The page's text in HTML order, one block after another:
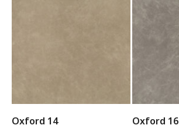
Oxford 14 Oxford 16